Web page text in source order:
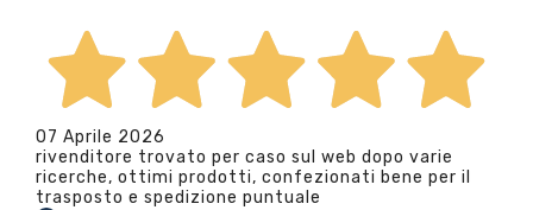
07 Aprile 2026
rivenditore trovato per caso sul web dopo varie
ricerche, ottimi prodotti, confezionati bene per il
trasposto e spedizione puntuale